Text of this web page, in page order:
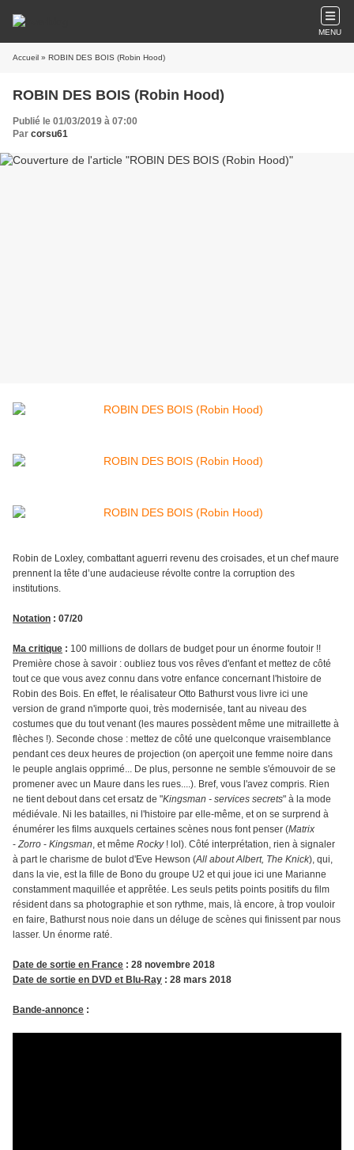
MENU
Accueil » ROBIN DES BOIS (Robin Hood)
ROBIN DES BOIS (Robin Hood)
Publié le 01/03/2019 à 07:00
Par corsu61
Robin de Loxley, combattant aguerri revenu des croisades, et un chef maure
prennent la tête d’une audacieuse révolte contre la corruption des
institutions.
Notation : 07/20
Ma critique : 100 millions de dollars de budget pour un énorme foutoir !!
Première chose à savoir : oubliez tous vos rêves d'enfant et mettez de côté
tout ce que vous avez connu dans votre enfance concernant l'histoire de
Robin des Bois. En effet, le réalisateur Otto Bathurst vous livre ici une
version de grand n'importe quoi, très modernisée, tant au niveau des
costumes que du tout venant (les maures possèdent même une mitraillette à
flèches !). Seconde chose : mettez de côté une quelconque vraisemblance
pendant ces deux heures de projection (on aperçoit une femme noire dans
le peuple anglais opprimé... De plus, personne ne semble s'émouvoir de se
promener avec un Maure dans les rues....). Bref, vous l'avez compris. Rien
ne tient debout dans cet ersatz de "Kingsman - services secrets" à la mode
médiévale. Ni les batailles, ni l'histoire par elle-même, et on se surprend à
énumérer les films auxquels certaines scènes nous font penser (Matrix
-Zorro - Kingsman, et même Rocky! lol). Côté interprétation, rien à signaler
à part le charisme de bulot d'Eve Hewson (All about Albert, The Knick), qui,
dans la vie, est la fille de Bono du groupe U2 et qui joue ici une Marianne
constamment maquillée et apprêtée. Les seuls petits points positifs du film
résident dans sa photographie et son rythme, mais, là encore, à trop vouloir
en faire, Bathurst nous noie dans un déluge de scènes qui finissent par nous
lasser. Un énorme raté.
Date de sortie en France : 28 novembre 2018
Date de sortie en DVD et Blu-Ray : 28 mars 2018
Bande-annonce :